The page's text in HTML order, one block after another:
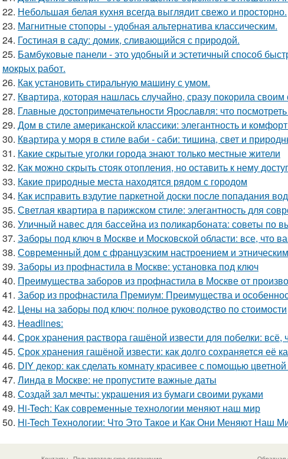
22. Небольшая белая кухня всегда выглядит свежо и просторно.
23. Магнитные стопоры - удобная альтернатива классическим.
24. Гостиная в саду: домик, сливающийся с природой.
25. Бамбуковые панели - это удобный и эстетичный способ
мокрых работ.
26. Как установить стиральную машину с умом.
27. Квартира, которая нашлась случайно, сразу покорила
28. Главные достопримечательности Ярославля: что
29. Дом в стиле американской классики: элегантность и
30. Квартира у моря в стиле ваби - саби: тишина, свет и
31. Какие скрытые уголки города знают только местные жители
32. Как можно скрыть стояк отопления, но оставить к нему
33. Какие природные места находятся рядом с городом
34. Как исправить вздутие паркетной доски после попадания
35. Светлая квартира в парижском стиле: элегантность для
36. Уличный навес для бассейна из поликарбоната: советы по
37. Заборы под ключ в Москве и Московской области: все, что
38. Современный дом с французским настроением и
39. Заборы из профнастила в Москве: установка под ключ
40. Преимущества заборов из профнастила в Москве от
41. Забор из профнастила Премиум: Преимущества и
42. Цены на заборы под ключ: полное руководство по стоимости
43. Headlines:
44. Срок хранения раствора гашёной извести для побелки: всё,
45. Срок хранения гашёной извести: как долго сохраняется её
46. DIY декор: как сделать комнату красивее с помощью
47. Линда в Москве: не пропустите важные даты
48. Создай зал мечты: украшения из бумаги своими руками
49. Hi-Tech: Как современные технологии меняют наш мир
50. Hi-Tech Технологии: Что Это Такое и Как Они Меняют Наш